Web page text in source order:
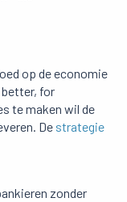
op de economie
better, for
te maken wil de
De strategie
zonder